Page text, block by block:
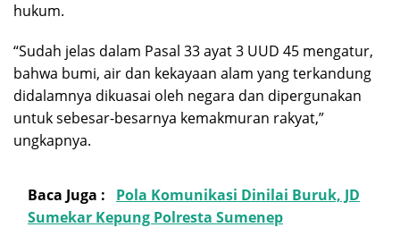
hukum.
“Sudah jelas dalam Pasal 33 ayat 3 UUD 45 mengatur,
bahwa bumi, air dan kekayaan alam yang terkandung
didalamnya dikuasai oleh negara dan dipergunakan
untuk sebesar-besarnya kemakmuran rakyat,”
ungkapnya.
Baca Juga :
Pola Komunikasi Dinilai Buruk, JD
Sumekar Kepung Polresta Sumenep